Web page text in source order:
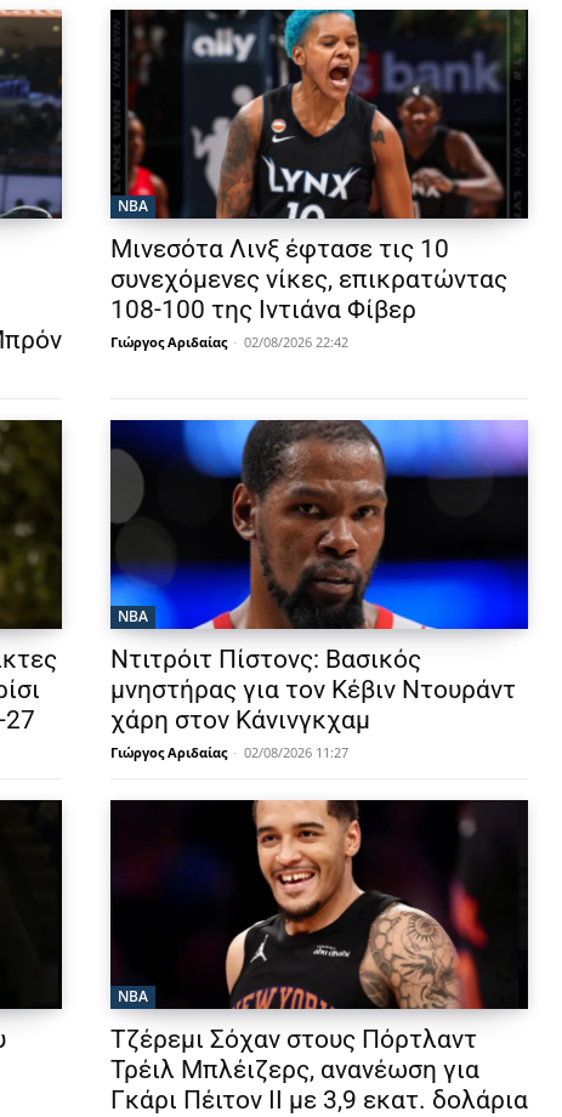
NBA
Μινεσότα Λινξ έφτασε τις 10
συνεχόμενες νίκες, επικρατώντας
108-100 της Ιντιάνα Φίβερ
Γιώργος Αριδαίας - 02/08/2026 22:42
27
NBA
Ντιτρόιτ Πίστονς: Βασικός
μνηστήρας για τον Κέβιν Ντουράντ
χάρη στον Κάνινγκχαμ
Γιώργος Αριδαίας - 02/08/2026 11:27
NBA
Τζέρεμι Σόχαν στους Πόρτλαντ
Τρέιλ Μπλέιζερς, ανανέωση για
Γκάρι Πέιτον ΙΙ με 3,9 εκατ. δολάρια